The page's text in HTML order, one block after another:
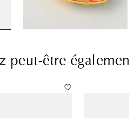
peut-être